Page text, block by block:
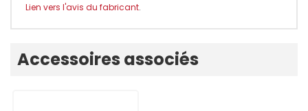
Lien vers l'avis du fabricant.
Accessoires associés